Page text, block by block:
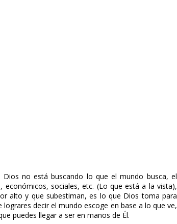
no está buscando lo que el mundo busca, el
sociales, etc. (Lo que está a la vista),
alto y que subestiman, es lo que Dios toma para
decir el mundo escoge en base a lo que ve,
puedes llegar a ser en manos de Él.